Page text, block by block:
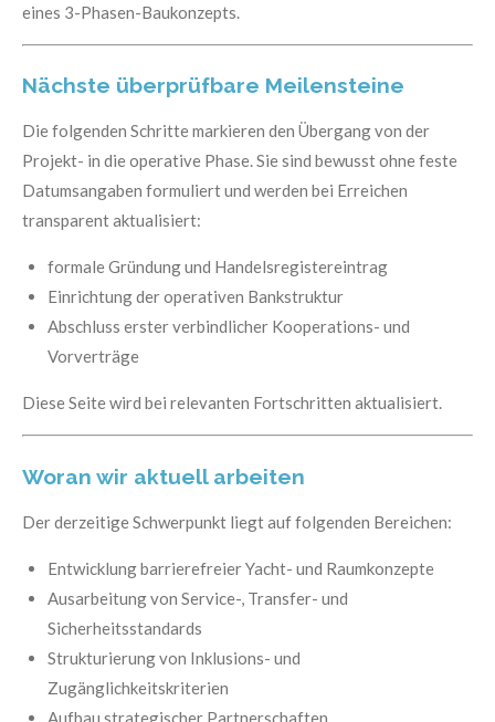
eines 3-Phasen-Baukonzepts.
Nächste überprüfbare Meilensteine
Die folgenden Schritte markieren den Übergang von der
Projekt- in die operative Phase. Sie sind bewusst ohne feste
Datumsangaben formuliert und werden bei Erreichen
transparent aktualisiert:
formale Gründung und Handelsregistereintrag
Einrichtung der operativen Bankstruktur
Abschluss erster verbindlicher Kooperations- und
Vorverträge
Diese Seite wird bei relevanten Fortschritten aktualisiert.
Woran wir aktuell arbeiten
Der derzeitige Schwerpunkt liegt auf folgenden Bereichen:
Entwicklung barrierefreier Yacht- und Raumkonzepte
Ausarbeitung von Service-, Transfer- und
Sicherheitsstandards
Strukturierung von Inklusions- und
Zugänglichkeitskriterien
Aufbau strategischer Partnerschaften